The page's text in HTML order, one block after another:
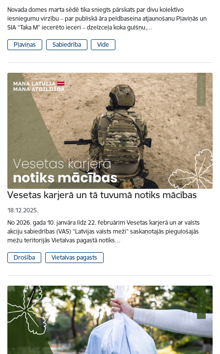
Novada domes marta sēdē tika sniegts pārskats par divu kolektīvo
iesniegumu virzību ‒ par publiskā āra peldbaseina atjaunošanu Pļaviņās un
SIA “Taka M” iecerēto ieceri ‒ dzelzceļa koka gulšņu,…
Pļaviņas Sabiedrība Vide
Vesetas karjerā un tā tuvumā notiks mācības
18.12.2025.
No 2026. gada 10. janvāra līdz 22. februārim Vesetas karjerā un ar valsts
akciju sabiedrības (VAS) “Latvijas valsts meži” saskaņotajās piegulošajās
mežu teritorijās Vietalvas pagastā notiks…
Drošība Vietalvas pagasts